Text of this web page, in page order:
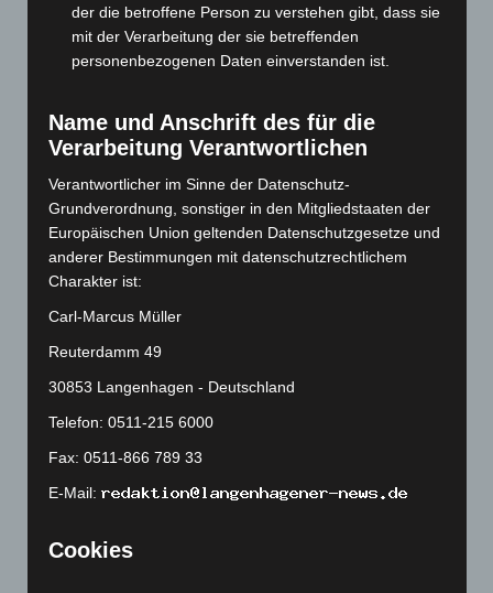
Februar 2023(154)
Januar 2023(140)
November 2022 (167)
Oktober 2022(166)
September 2022(205)
August 2022(166)
Juli 2022(133)
Juni 2022(167)
Mai 2022(177)
April 2022(198)
März 2022(221)
Februar 2022(189)
Januar 2022 (190)
Dezember 2021(204)
Oktober 2021
der die betroffene Person zu verstehen gibt, dass sie
mit der Verarbeitung der sie betreffenden
personenbezogenen Daten einverstanden ist.
Name und Anschrift des für die
Verarbeitung Verantwortlichen
Verantwortlicher im Sinne der Datenschutz-
Grundverordnung, sonstiger in den Mitgliedstaaten der
Europäischen Union geltenden Datenschutzgesetze und
anderer Bestimmungen mit datenschutzrechtlichem
Charakter ist:
Carl-Marcus Müller
Reuterdamm 49
30853 Langenhagen - Deutschland
Telefon: 0511-215 6000
Fax: 0511-866 789 33
E-Mail:
Cookies